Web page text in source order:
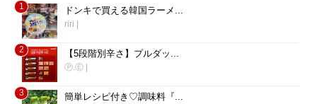
1 ドンキで買える韓国ラーメ...
riri |
2 【5段階別辛さ】プルダッ...
Ⓟ.Ⓔ |
3 簡単レシピ付き♡調味料『...